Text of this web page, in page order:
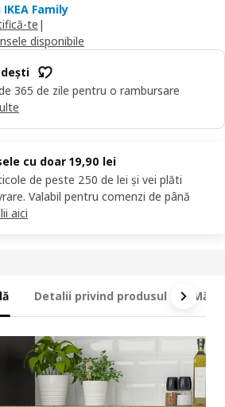
IKEA Family
te |
disponibile
365 de zile pentru o rambursare
cu doar 19,90 lei
de peste 250 de lei și vei plăti
Valabil pentru comenzi de până
aici
Detalii privind produsul